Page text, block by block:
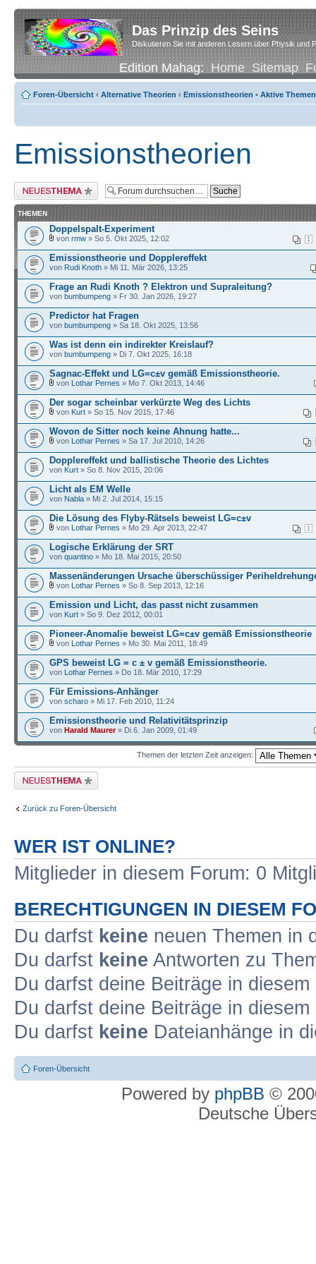
Das Prinzip des Seins
Diskutieren Sie mit anderen Lesern über Physik und
Edition Mahag:Home Sitemap
Foren-Übersicht ‹ Alternative Theorien ‹ Emissionstheorien • Aktive Themen
Emissionstheorien
Neues Thema erstellen
THEMEN
Doppelspalt-Experiment
1
von rmw » So 5. Okt 2025, 12:02
Emissionstheorie und Dopplereffekt
von Rudi Knoth » Mi 11. Mär 2026, 13:25
Frage an Rudi Knoth ? Elektron und Supraleitung?
von bumbumpeng » Fr 30. Jan 2026, 19:27
Predictor hat Fragen
von bumbumpeng » Sa 18. Okt 2025, 13:56
Was ist denn ein indirekter Kreislauf?
von bumbumpeng » Di 7. Okt 2025, 16:18
Sagnac-Effekt und LG=c±v gemäß Emissionstheorie.
von Lothar Pernes » Mo 7. Okt 2013, 14:46
Der sogar scheinbar verkürzte Weg des Lichts
von Kurt » So 15. Nov 2015, 17:46
Wovon de Sitter noch keine Ahnung hatte...
von Lothar Pernes » Sa 17. Jul 2010, 14:26
Dopplereffekt und ballistische Theorie des Lichtes
von Kurt » So 8. Nov 2015, 20:06
Licht als EM Welle
von Nabla » Mi 2. Jul 2014, 15:15
Die Lösung des Flyby-Rätsels beweist LG=c±v
1
von Lothar Pernes » Mo 29. Apr 2013, 22:47
Logische Erklärung der SRT
von quantino » Mo 18. Mai 2015, 20:50
Massenänderungen Ursache überschüssiger
von Lothar Pernes » So 8. Sep 2013, 12:16
Emission und Licht, das passt nicht zusammen
von Kurt » So 9. Dez 2012, 00:01
Pioneer-Anomalie beweist LG=c±v gemäß Emissionstheorie
von Lothar Pernes » Mo 30. Mai 2011, 18:49
GPS beweist LG = c ± v gemäß Emissionstheorie.
von Lothar Pernes » Do 18. Mär 2010, 17:29
Für Emissions-Anhänger
von scharo » Mi 17. Feb 2010, 11:24
Emissionstheorie und Relativitätsprinzip
von Harald Maurer» Di 6. Jan 2009, 01:49
Themen der letzten Zeit anzeigen:
Neues Thema erstellen
Zurück zu Foren-Übersicht
WER IST ONLINE?
Mitglieder in diesem Forum: 0
BERECHTIGUNGEN IN DIESEM
Du darfst keine neuen Themen in
Du darfst keine Antworten zu
Du darfst deine Beiträge in
Du darfst deine Beiträge in
Du darfst keine Dateianhänge in
Foren-Übersicht
Powered by phpBB ©
Deutsche